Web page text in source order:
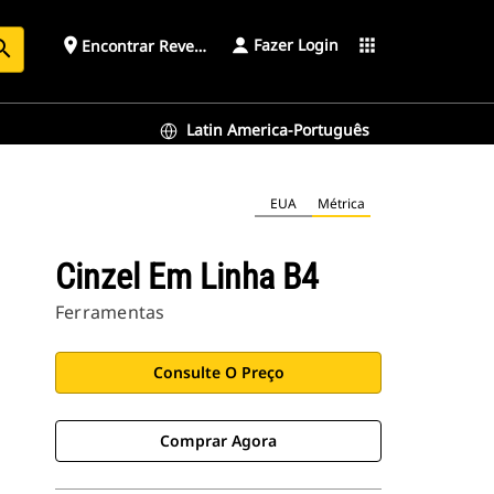
place Encontrar Revendedor Fazer Login apps
Latin America-Português
EUA Métrica
Cinzel Em Linha B4
Ferramentas
Consulte O Preço
Comprar Agora